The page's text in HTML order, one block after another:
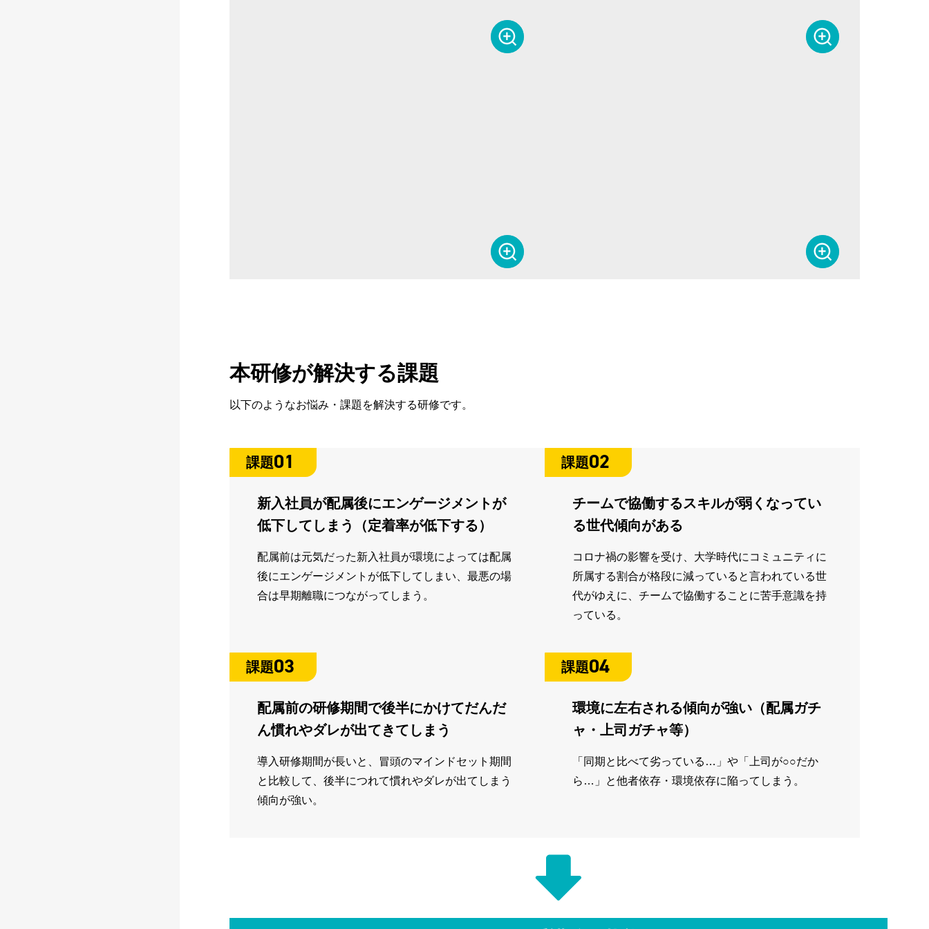
本研修が解決する課題
以下のようなお悩み・課題を解決する研修です。
課題01
新入社員が配属後にエンゲージメントが
低下してしまう（定着率が低下する）
配属前は元気だった新入社員が環境によっては配属
後にエンゲージメントが低下してしまい、最悪の場
合は早期離職につながってしまう。
課題02
チームで協働するスキルが弱くなってい
る世代傾向がある
コロナ禍の影響を受け、大学時代にコミュニティに
所属する割合が格段に減っていると言われている世
代がゆえに、チームで協働することに苦手意識を持
っている。
課題03
配属前の研修期間で後半にかけてだんだ
ん慣れやダレが出てきてしまう
導入研修期間が長いと、冒頭のマインドセット期間
と比較して、後半につれて慣れやダレが出てしまう
傾向が強い。
課題04
環境に左右される傾向が強い（配属ガチ
ャ・上司ガチャ等）
「同期と比べて劣っている…」や「上司が○○だか
ら…」と他者依存・環境依存に陥ってしまう。